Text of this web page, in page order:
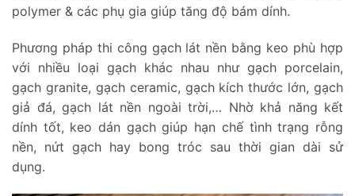
polymer & các phụ gia giúp tăng độ bám dính.
Phương pháp thi công gạch lát nền bằng keo phù hợp
với nhiều loại gạch khác nhau như gạch porcelain,
gạch granite, gạch ceramic, gạch kích thước lớn, gạch
giả đá, gạch lát nền ngoài trời,… Nhờ khả năng kết
dính tốt, keo dán gạch giúp hạn chế tình trạng rỗng
nền, nứt gạch hay bong tróc sau thời gian dài sử
dụng.